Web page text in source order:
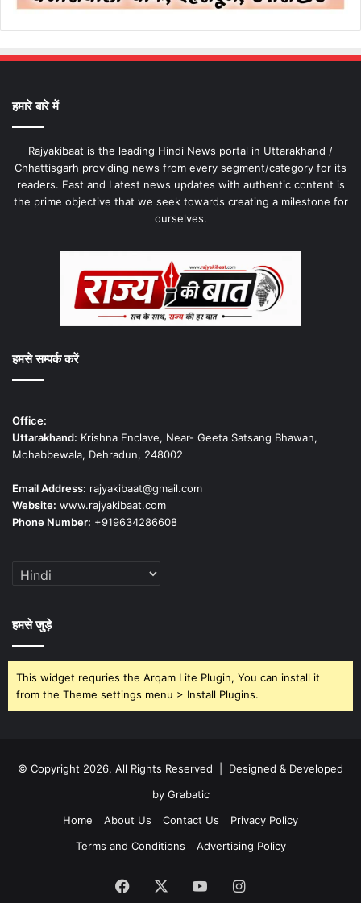
हमारे बारे में
Rajyakibaat is the leading Hindi News portal in Uttarakhand /
Chhattisgarh providing news from every segment/category for its
readers. Fast and Latest news updates with authentic content is
the prime objective that we seek towards creating a milestone for
ourselves.
हमसे सम्पर्क करें
Office:
Uttarakhand: Krishna Enclave, Near- Geeta Satsang Bhawan,
Mohabbewala, Dehradun, 248002
Email Address: rajyakibaat@gmail.com
Website: www.rajyakibaat.com
Phone Number: +919634286608
हमसे जुड़े
This widget requries the Arqam Lite Plugin, You can install it
from the Theme settings menu > Install Plugins.
© Copyright 2026, All Rights Reserved | Designed & Developed
by Grabatic
Home
About Us Contact Us
Privacy Policy
Terms and Conditions
Advertising Policy
Facebook YouTubeInstagram